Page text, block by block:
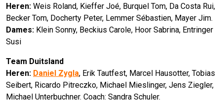
Heren: Weis Roland, Kieffer Joé, Burquel Tom, Da Costa Rui,
Becker Tom, Docherty Peter, Lemmer Sébastien, Mayer Jim.
Dames: Klein Sonny, Beckius Carole, Hoor Sabrina, Entringer
Susi
Team Duitsland
Heren: Daniel Zygla, Erik Tautfest, Marcel Hausotter, Tobias
Seibert, Ricardo Pitreczko, Michael Mieslinger, Jens Ziegler,
Michael Unterbuchner. Coach: Sandra Schuler.